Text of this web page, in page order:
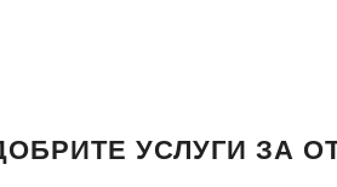
УСЛУГИ ЗА